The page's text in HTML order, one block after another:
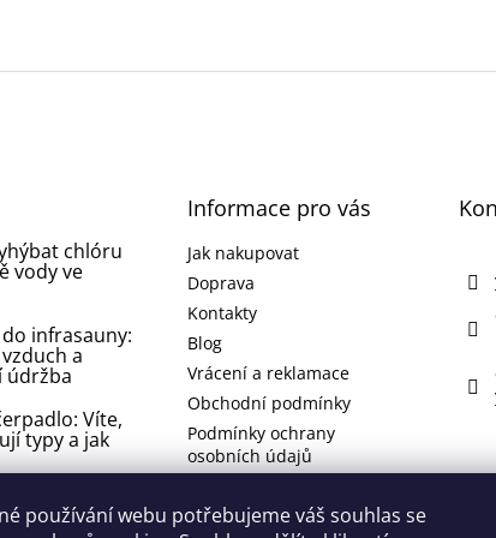
používání webu potřebujeme váš souhlas se
chlóru
vody ve
infrasauny:
a
údržba
Víte,
typy a jak
nebo
jak se jí
Informace pro vás
Jak nakupovat
Doprava
Kontakty
Blog
Vrácení a reklamace
Obchodní podmínky
Podmínky ochrany
osobních údajů